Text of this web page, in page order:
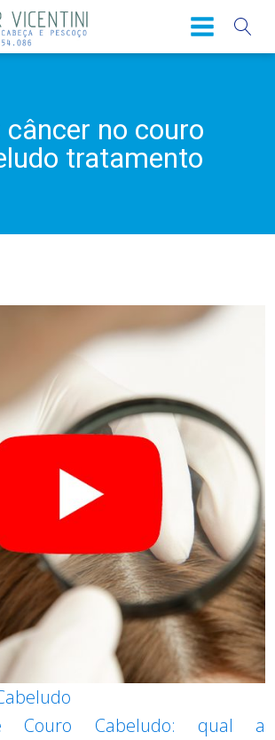
câncer no couro
tratamento
Couro Cabeludo: qual a